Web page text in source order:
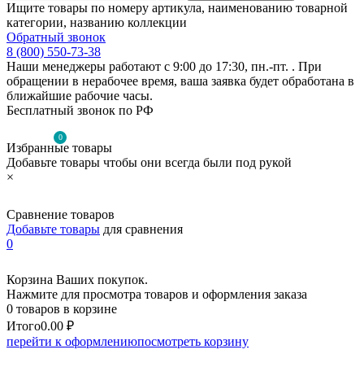
Ищите товары по номеру артикула, наименованию товарной
категории, названию коллекции
Обратный звонок
8 (800) 550-73-38
Наши менеджеры работают с 9:00 до 17:30, пн.-пт. . При
обращении в нерабочее время, ваша заявка будет обработана в
ближайшие рабочие часы.
Бесплатный звонок по РФ
0
Избранные товары
Добавьте товары чтобы они всегда были под рукой
×
Сравнение товаров
Добавьте товары для сравнения
0
Корзина Ваших покупок.
Нажмите для просмотра товаров и оформления заказа
0 товаров в корзине
Итого0.00 ₽
перейти к оформлениюпосмотреть корзину